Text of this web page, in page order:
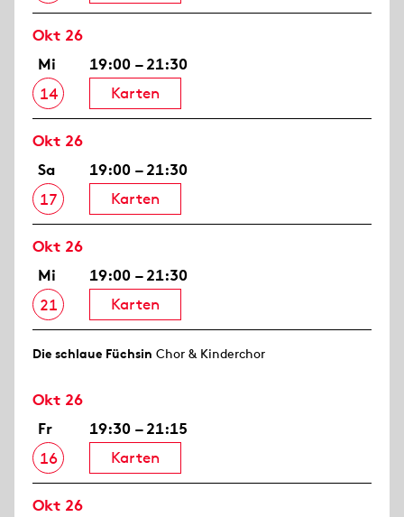
Okt 26
Mi
14
19:00 – 21:30
Karten
Okt 26
Sa
17
19:00 – 21:30
Karten
Okt 26
Mi
21
19:00 – 21:30
Karten
Die schlaue Füchsin Chor & Kinderchor
Okt 26
Fr
16
19:30 – 21:15
Karten
Okt 26